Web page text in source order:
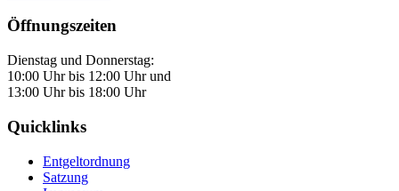
Öffnungszeiten
Dienstag und Donnerstag:
10:00 Uhr bis 12:00 Uhr und
13:00 Uhr bis 18:00 Uhr
Quicklinks
Entgeltordnung
Satzung